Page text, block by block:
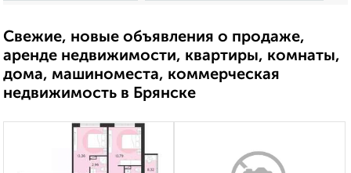
Свежие, новые объявления о продаже,
аренде недвижимости, квартиры, комнаты,
дома, машиноместа, коммерческая
недвижимость в Брянске